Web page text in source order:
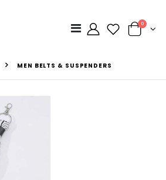
0
MEN BELTS & SUSPENDERS